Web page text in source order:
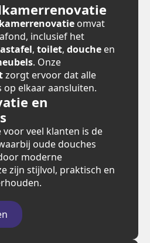
omvat
inclusief het
, toilet, douche en
. Onze
zorgt ervoor dat alle
elkaar aansluiten.
en
veel klanten is de
oude douches
moderne
zijn stijlvol, praktisch en